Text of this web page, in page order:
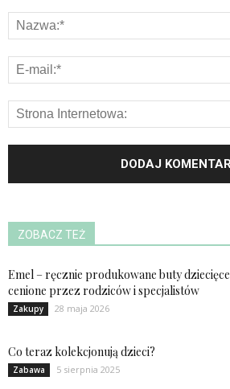
ZOBACZ TEŻ
Emel – ręcznie produkowane buty dziecięce
cenione przez rodziców i specjalistów
Zakupy 28 maja 2026
Co teraz kolekcjonują dzieci?
Zabawa 5 sierpnia 2025